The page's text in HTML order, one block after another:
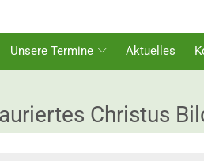
Unsere Termine Aktuelles
Christus